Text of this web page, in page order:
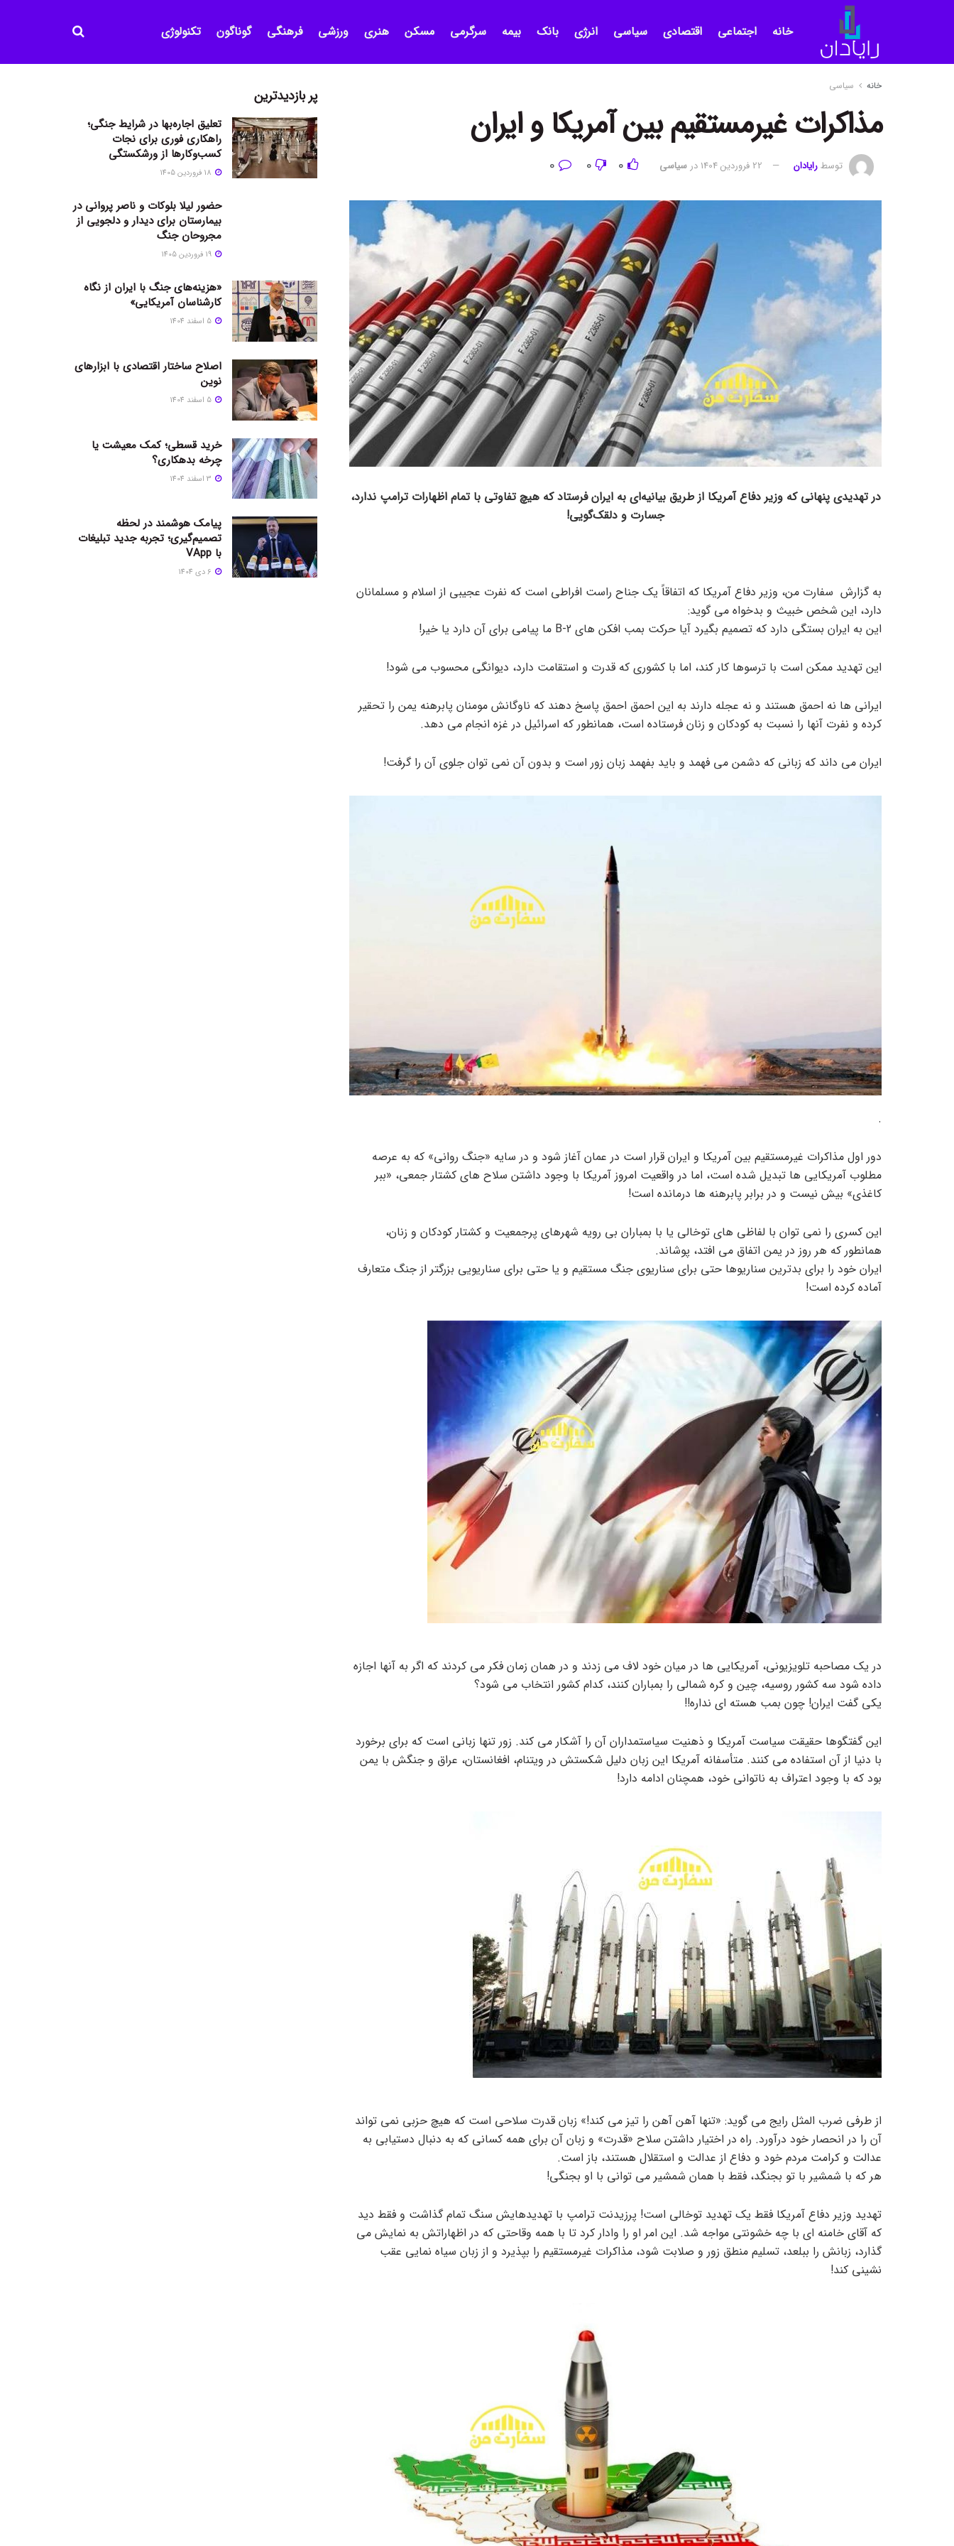
خانه اجتماعی اقتصادی سیاسی انرژی بانک بیمه سرگرمی مسکن هنری ورزشی فرهنگی گوناگون تکنولوژی
خانه سیاسی
مذاکرات غیرمستقیم بین آمریکا و ایران
توسطرایادان 22 فروردین 1404 در سیاسی 0
0
در تهدیدی پنهانی که وزیر دفاع آمریکا از طریق بیانیه‌ای به ایران فرستاد که هیچ تفاوتی با تمام اظهارات ترامپ ندارد،
جسارت و دلقک‌گویی!
به گزارش سفارت من، وزیر دفاع آمریکا که اتفاقاً یک جناح راست افراطی است که نفرت عجیبی از اسلام و مسلمانان
دارد، این شخص خبيث و بدخواه می گوید:
این به ایران بستگی دارد که تصمیم بگیرد آیا حرکت بمب افکن های B-2 ما پیامی برای آن دارد یا خیر!
این تهدید ممکن است با ترسوها کار کند، اما با کشوری که قدرت و استقامت دارد، دیوانگی محسوب می شود!
ایرانی ها نه احمق هستند و نه عجله دارند به این احمق احمق پاسخ دهند که ناوگانش مومنان پابرهنه یمن را تحقیر
کرده و نفرت آنها را نسبت به کودکان و زنان فرستاده است، همانطور که اسرائیل در غزه انجام می دهد.
ایران می داند که زبانی که دشمن می فهمد و باید بفهمد زبان زور است و بدون آن نمی توان جلوی آن را گرفت!
.
دور اول مذاکرات غیرمستقیم بین آمریکا و ایران قرار است در عمان آغاز شود و در سایه «جنگ روانی» که به عرصه
مطلوب آمریکایی ها تبدیل شده است، اما در واقعیت امروز آمریکا با وجود داشتن سلاح های کشتار جمعی، «ببر
کاغذی» بیش نیست و در برابر پابرهنه ها درمانده است!
این کسری را نمی توان با لفاظی های توخالی یا با بمباران بی رویه شهرهای پرجمعیت و کشتار کودکان و زنان،
همانطور که هر روز در یمن اتفاق می افتد، پوشاند.
ایران خود را برای بدترین سناریوها حتی برای سناریوی جنگ مستقیم و یا حتی برای سناریویی بزرگتر از جنگ متعارف
آماده کرده است!
در یک مصاحبه تلویزیونی، آمریکایی ها در میان خود لاف می زدند و در همان زمان فکر می کردند که اگر به آنها اجازه
داده شود سه کشور روسیه، چین و کره شمالی را بمباران کنند، کدام کشور انتخاب می شود؟
یکی گفت ایران! چون بمب هسته ای نداره!!
این گفتگوها حقیقت سیاست آمریکا و ذهنیت سیاستمداران آن را آشکار می کند. زور تنها زبانی است که برای برخورد
با دنیا از آن استفاده می کنند. متأسفانه آمریکا این زبان دلیل شکستش در ویتنام، افغانستان، عراق و جنگش با یمن
بود که با وجود اعتراف به ناتوانی خود، همچنان ادامه دارد!
از طرفی ضرب المثل رایج می گوید: «تنها آهن آهن را تیز می کند!» زبان قدرت سلاحی است که هیچ حزبی نمی تواند
آن را در انحصار خود درآورد. راه در اختیار داشتن سلاح «قدرت» و زبان آن برای همه کسانی که به دنبال دستیابی به
عدالت و کرامت مردم خود و دفاع از عدالت و استقلال هستند، باز است.
هر که با شمشیر با تو بجنگد، فقط با همان شمشیر می توانی با او بجنگی!
تهدید وزیر دفاع آمریکا فقط یک تهدید توخالی است! پرزیدنت ترامپ با تهدیدهایش سنگ تمام گذاشت و فقط دید
که آقای خامنه ای با چه خشونتی مواجه شد. این امر او را وادار کرد تا با همه وقاحتی که در اظهاراتش به نمایش می
گذارد، زبانش را ببلعد، تسلیم منطق زور و صلابت شود، مذاکرات غیرمستقیم را بپذیرد و از زبان سیاه نمایی عقب
نشینی کند!
پر بازدیدترین
تعلیق اجاره‌بها در شرایط جنگی؛
راهکاری فوری برای نجات
کسب‌وکارها از ورشکستگی
حضور لیلا بلوکات و ناصر پروانی در
بیمارستان برای دیدار و دلجویی از
مجروحان جنگ
«هزینه‌های جنگ با ایران از نگاه
کارشناسان آمریکایی»
اصلاح ساختار اقتصادی با ابزارهای
نوین
خرید قسطی؛ کمک معیشت یا
چرخه بدهکاری؟
پیامک هوشمند در لحظه
تصمیم‌گیری؛ تجربه جدید تبلیغات
با VApp